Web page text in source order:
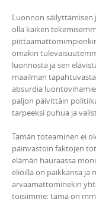
Luonnon
olla kaiken
omakin
luonnosta ja sen
maailman
absurdia
paljon päivittäin
tarpeeksi puhua ja
Tämän toteaminen ei
päinvastoin faktojen
elämän hauraassa
eliöillä on paikkansa ja
arvaamattominekin
toisiimme; tämä on